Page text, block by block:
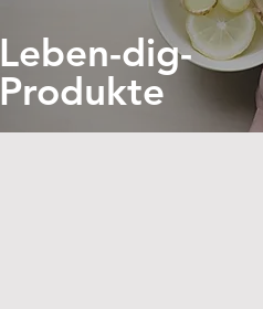
Leben-dig-
Produkte